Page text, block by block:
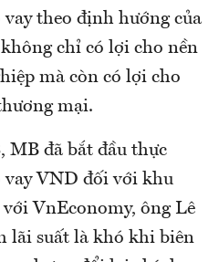
theo định hướng của
chỉ có lợi cho nền
mà còn có lợi cho
mại.
MB đã bắt đầu thực
vay VND đối với khu
VnEconomy, ông Lê
lãi suất là khó khi biên